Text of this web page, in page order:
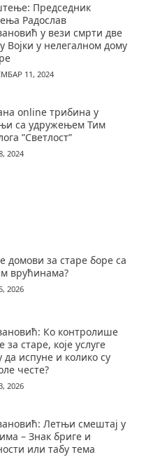
Председник
Радослав
у вези смрти две
Војки у нелегалном дому
11, 2024
online трибина у
са удружењем Тим
”Светлост”
2024
домови за старе боре са
врућинама?
2026
Ко контролише
за старе, које услуге
да испуне и колико су
честе?
2026
Летњи смештај у
– Знак бриге и
или табу тема